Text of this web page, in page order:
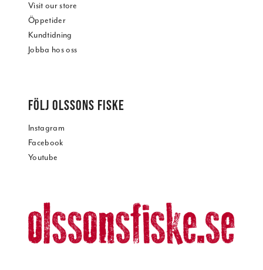
Visit our store
Öppetider
Kundtidning
Jobba hos oss
FÖLJ OLSSONS FISKE
Instagram
Facebook
Youtube